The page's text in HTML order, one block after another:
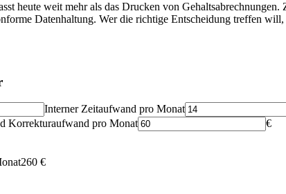
heute weit mehr als das Drucken von
Datenhaltung. Wer die richtige Entscheidung treffen
Interner Zeitaufwand pro Monat
Korrekturaufwand pro Monat
€
260 €